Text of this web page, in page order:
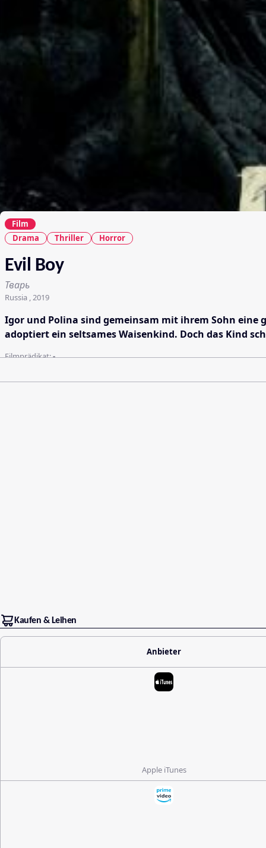
Film
Drama
Thriller Horror
Evil Boy
Тварь
Russia , 2019
Igor und Polina sind gemeinsam mit ihrem Sohn eine
adoptiert ein seltsames Waisenkind. Doch das Kind
Filmprädikat:-
Kaufen & Leihen
Anbieter
Apple iTunes